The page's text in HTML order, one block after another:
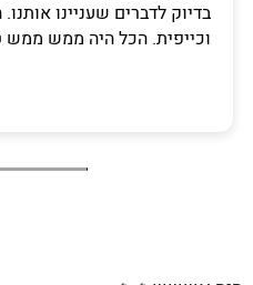
בדיוק לדברים שעניינו
וכייפית. הכל היה ממש ממש